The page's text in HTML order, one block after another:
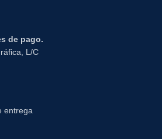
de pago.
L/C
entrega